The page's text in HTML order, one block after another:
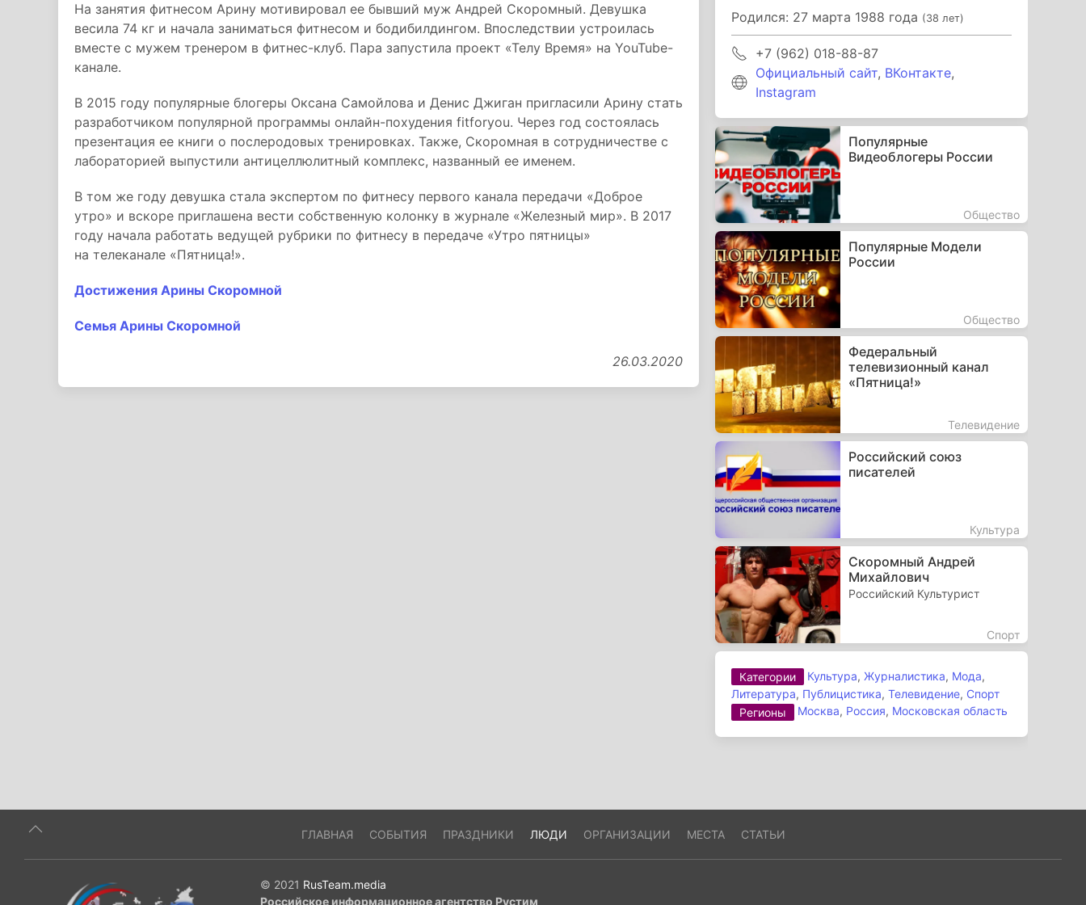
На занятия фитнесом Арину мотивировал ее бывший муж Андрей Скоромный. Девушка
весила 74 кг и начала заниматься фитнесом и бодибилдингом. Впоследствии устроилась
вместе с мужем тренером в фитнес-клуб. Пара запустила проект «Телу Время» на YouTube-
канале.
В 2015 году популярные блогеры Оксана Самойлова и Денис Джиган пригласили Арину стать
разработчиком популярной программы онлайн-похудения fitforyou. Через год состоялась
презентация ее книги о послеродовых тренировках. Также, Скоромная в сотрудничестве с
лабораторией выпустили антицеллюлитный комплекс, названный ее именем.
В том же году девушка стала экспертом по фитнесу первого канала передачи «Доброе
утро» и вскоре приглашена вести собственную колонку в журнале «Железный мир». В 2017
году начала работать ведущей рубрики по фитнесу в передаче «Утро пятницы»
на телеканале «Пятница!».
Достижения Арины Скоромной
Семья Арины Скоромной
26.03.2020
Родился: 27 марта 1988 года (38 лет)
+7 (962) 018-88-87
Официальный сайт, ВКонтакте,
Instagram
Популярные
Видеоблогеры России
Общество
Популярные Модели
России
Общество
Федеральный
телевизионный канал
«Пятница!»
Телевидение
Российский союз
писателей
Культура
Скоромный Андрей
Михайлович
Российский Культурист
Спорт
Категории Культура, Журналистика, Мода,
Литература, Публицистика,Телевидение, Спорт
Регионы
Москва, Россия, Московская область
ГЛАВНАЯ СОБЫТИЯ ПРАЗДНИКИ ЛЮДИ ОРГАНИЗАЦИИ МЕСТА СТАТЬИ
© 2021 RusTeam.media
Российское информационное агентство Рустим